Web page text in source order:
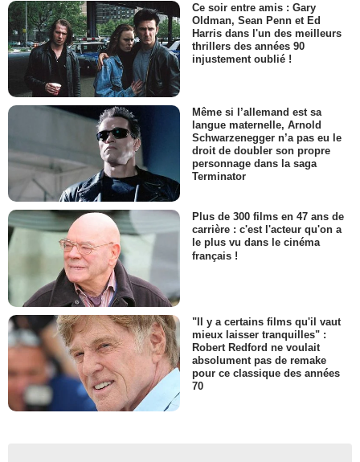
Ce soir entre amis : Gary
Oldman, Sean Penn et Ed
Harris dans l'un des meilleurs
thrillers des années 90
injustement oublié !
Même si l’allemand est sa
langue maternelle, Arnold
Schwarzenegger n’a pas eu le
droit de doubler son propre
personnage dans la saga
Terminator
Plus de 300 films en 47 ans de
carrière : c'est l'acteur qu'on a
le plus vu dans le cinéma
français !
"Il y a certains films qu'il vaut
mieux laisser tranquilles" :
Robert Redford ne voulait
absolument pas de remake
pour ce classique des années
70